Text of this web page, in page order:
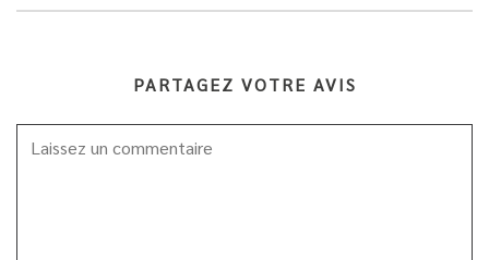
PARTAGEZ VOTRE AVIS